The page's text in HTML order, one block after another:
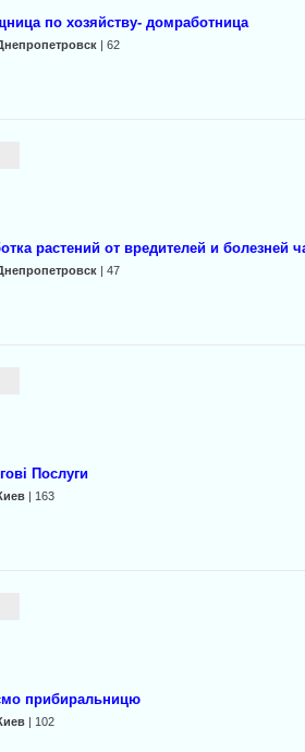
по хозяйству- домработница
| 62
растений от вредителей и болезней
| 47
Послуги
| 163
прибиральницю
| 102